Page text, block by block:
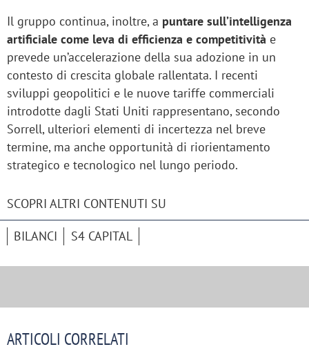
Il gruppo continua, inoltre, a puntare sull’intelligenza
artificiale come leva di efficienza e competitività e
prevede un’accelerazione della sua adozione in un
contesto di crescita globale rallentata. I recenti
sviluppi geopolitici e le nuove tariffe commerciali
introdotte dagli Stati Uniti rappresentano, secondo
Sorrell, ulteriori elementi di incertezza nel breve
termine, ma anche opportunità di riorientamento
strategico e tecnologico nel lungo periodo.
SCOPRI ALTRI CONTENUTI SU
BILANCI S4 CAPITAL
ARTICOLI CORRELATI